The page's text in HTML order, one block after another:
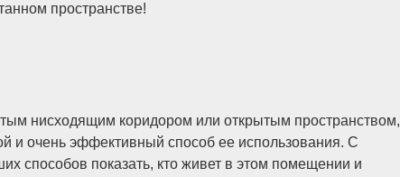
пространстве!
нисходящим коридором или открытым пространством,
и очень эффективный способ ее использования. С
способов показать, кто живет в этом помещении и